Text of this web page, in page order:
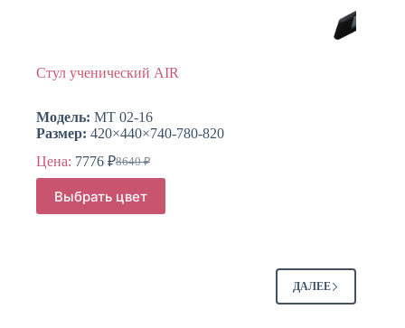
Стул ученический AIR
Модель: МТ 02-16
Размер: 420×440×740-780-820
Цена:
8640₽
Первоначальная
составляла
8640 ₽.
7776 ₽Текущая
7776 ₽.
Выбрать цвет
Этот
товар
имеет
ДАЛЕЕ